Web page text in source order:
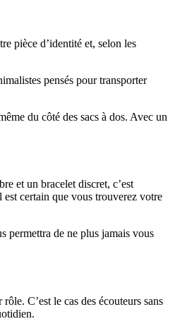
pièce d’identité et, selon les
pensés pour transporter
du côté des sacs à dos. Avec un
et un bracelet discret, c’est
est certain que vous trouverez votre
permettra de ne plus jamais vous
C’est le cas des écouteurs sans